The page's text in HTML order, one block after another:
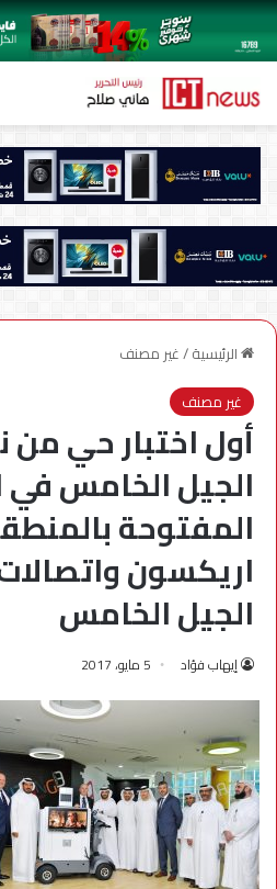
الرئيسية/غير مصنف
غير مصنف
أول اختبار حي من
الجيل الخامس في
المفتوحة
اريكسون
الجيل الخامس
إيهاب فؤاد 5 مايو، 2017